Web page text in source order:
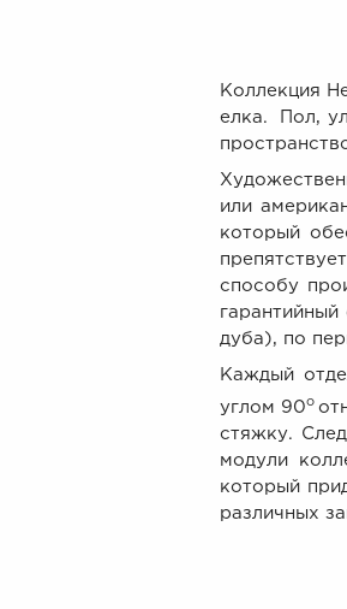
Коллекция
елка.
Пол,
или
который
способу
дуба), по
Каждый
углом 90о
стяжку.
модули
который
различных